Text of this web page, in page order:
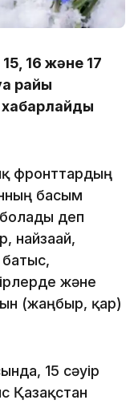
16 және 17
райы
фронттардың
басым
болады деп
найзағай,
және
(жаңбыр, қар)
15 сәуір
Қазақстан